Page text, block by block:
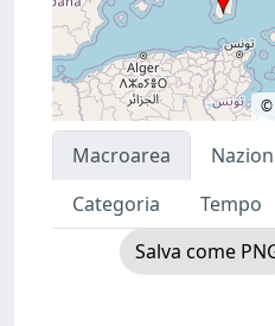
©
Macroarea
Categoria
Tempo
Salva come